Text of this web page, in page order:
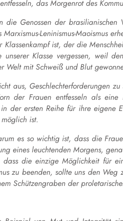
das Morgenrot des
die Genossen der
Marxismus-Leninismus-Maoismus
Klassenkampf ist, der die
unserer Klasse vergessen, weil
Welt mit Schweiß und Blut
aus, Geschlechterforderungen
der Frauen entfesseln als
der ersten Reihe für ihre eigene
ist.
es so wichtig ist, dass die
eines leuchtenden Morgens,
dass die einzige Möglichkeit für
zu beenden, sollte uns den Weg
Schützengraben der